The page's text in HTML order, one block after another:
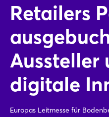
Retailers
Aussteller
digitale
Europas Leitmesse für